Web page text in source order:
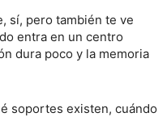
sí, pero también te ve
entra en un centro
dura poco y la memoria
soportes existen, cuándo